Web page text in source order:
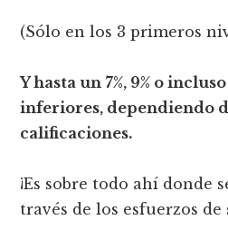
(Sólo en los 3 primeros
Y hasta un 7%, 9% o
inferiores, dependiendo
calificaciones.
¡Es sobre todo ahí donde
través de los esfuerzos de